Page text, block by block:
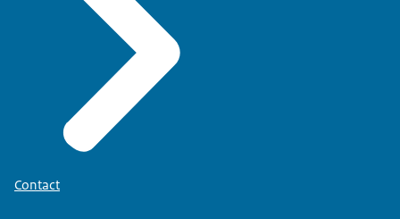
Contact